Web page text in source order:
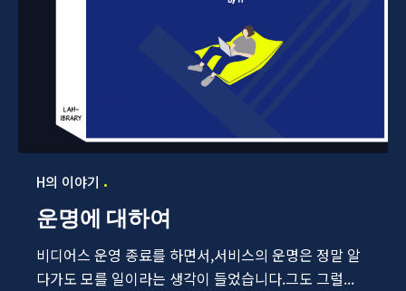
H의 이야기
운명에 대하여
비디어스 운영 종료를 하면서,서비스의 운명은 정말 알
다가도 모를 일이라는 생각이 들었습니다.그도 그럴...